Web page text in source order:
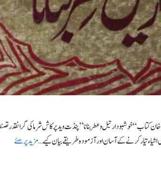
کتاب “خوشبودار تیل و عطر بنانا” پنڈت وید پرکاش شرماکی
تیار کرنے کے آسان اور آزمودہ طریقے بیان کیے …مزید پرھئے